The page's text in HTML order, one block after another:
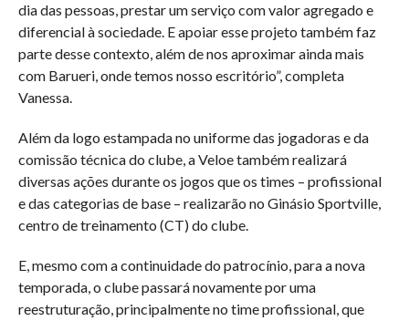
dia das pessoas, prestar um serviço com valor agregado e
diferencial à sociedade. E apoiar esse projeto também faz
parte desse contexto, além de nos aproximar ainda mais
com Barueri, onde temos nosso escritório”, completa
Vanessa.
Além da logo estampada no uniforme das jogadoras e da
comissão técnica do clube, a Veloe também realizará
diversas ações durante os jogos que os times – profissional
e das categorias de base – realizarão no Ginásio Sportville,
centro de treinamento (CT) do clube.
E, mesmo com a continuidade do patrocínio, para a nova
temporada, o clube passará novamente por uma
reestruturação, principalmente no time profissional, que